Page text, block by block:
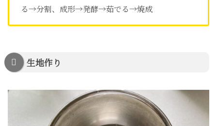
る→分割、成形→発酵→茹でる→焼成
生地作り